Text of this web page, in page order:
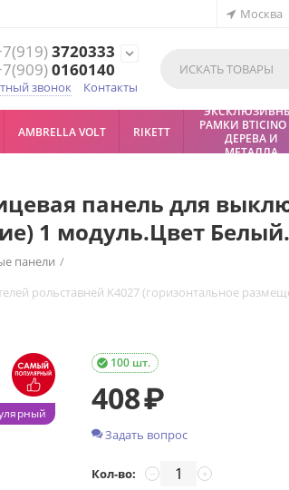
Москва
3720333
0160140
expand_more
звонок Контакты
AMBRELLA VOLT RIKETT
РАМКИ
ДЕРЕВА И
МЕТАЛЛА
панель для
1 модуль.Цвет Белый.
панели /
рольставней K4027 (горизонтальное
100 шт.

408₽
Задать вопрос
Кол-во: +
−